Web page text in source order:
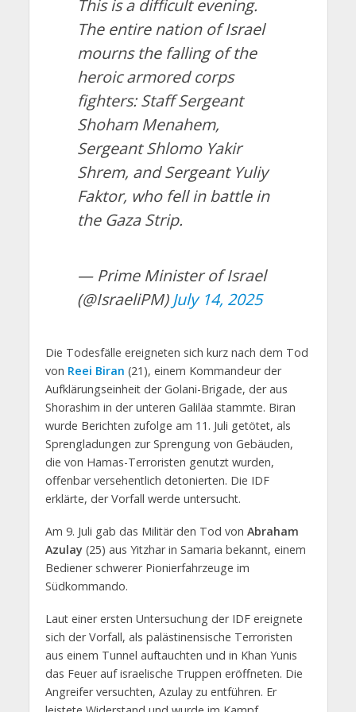
This is a difficult evening.
The entire nation of Israel
mourns the falling of the
heroic armored corps
fighters: Staff Sergeant
Shoham Menahem,
Sergeant Shlomo Yakir
Shrem, and Sergeant Yuliy
Faktor, who fell in battle in
the Gaza Strip.
— Prime Minister of Israel
(@IsraeliPM) July 14, 2025
Die Todesfälle ereigneten sich kurz nach dem Tod
von Reei Biran (21), einem Kommandeur der
Aufklärungseinheit der Golani-Brigade, der aus
Shorashim in der unteren Galiläa stammte. Biran
wurde Berichten zufolge am 11. Juli getötet, als
Sprengladungen zur Sprengung von Gebäuden,
die von Hamas-Terroristen genutzt wurden,
offenbar versehentlich detonierten. Die IDF
erklärte, der Vorfall werde untersucht.
Am 9. Juli gab das Militär den Tod von Abraham
Azulay(25) aus Yitzhar in Samaria bekannt, einem
Bediener schwerer Pionierfahrzeuge im
Südkommando.
Laut einer ersten Untersuchung der IDF ereignete
sich der Vorfall, als palästinensische Terroristen
aus einem Tunnel auftauchten und in Khan Yunis
das Feuer auf israelische Truppen eröffneten. Die
Angreifer versuchten, Azulay zu entführen. Er